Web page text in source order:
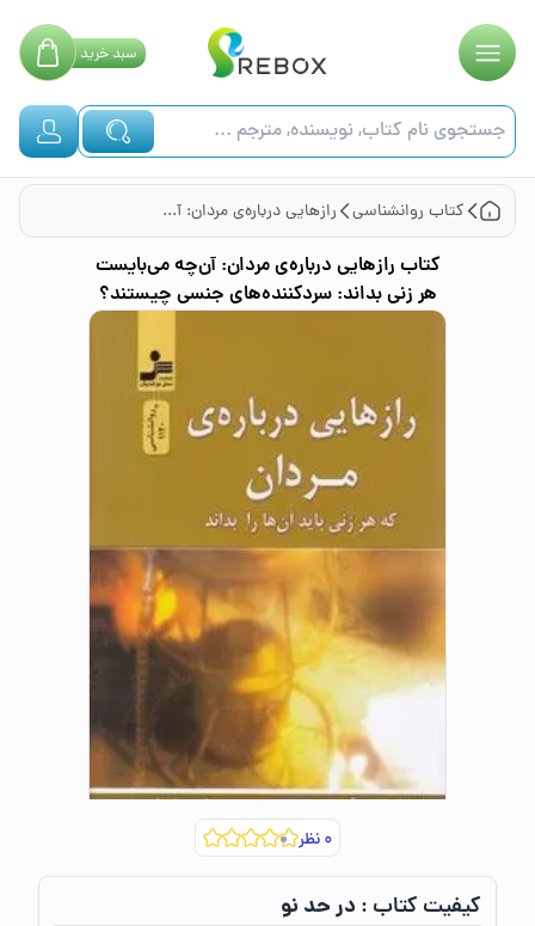
سبدخرید
کتاب روانشناسی رازهایی درباره‌ی مردان: آن‌چه می‌بایست هر زنی بداند: سردکننده‌های جنسی چیستند؟
کتاب رازهایی درباره‌ی مردان: آن‌چه می‌بایست
هر زنی بداند: سردکننده‌های جنسی چیستند؟
۰نظر
کیفیت کتاب :‌در حد نو